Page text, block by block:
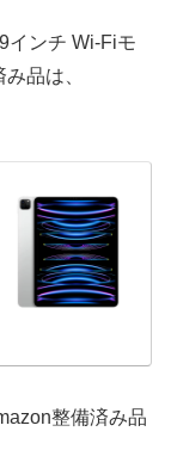
インチ Wi-Fiモ
品は、
整備済み品